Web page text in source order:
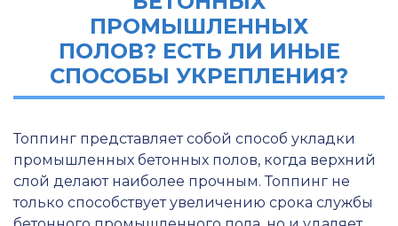
ПРОМЫШЛЕННЫХ
ПОЛОВ? ЕСТЬ ЛИ ИНЫЕ
СПОСОБЫ УКРЕПЛЕНИЯ?
Топпинг представляет собой способ укладки
промышленных бетонных полов, когда верхний
слой делают наиболее прочным. Топпинг не
только способствует увеличению срока службы